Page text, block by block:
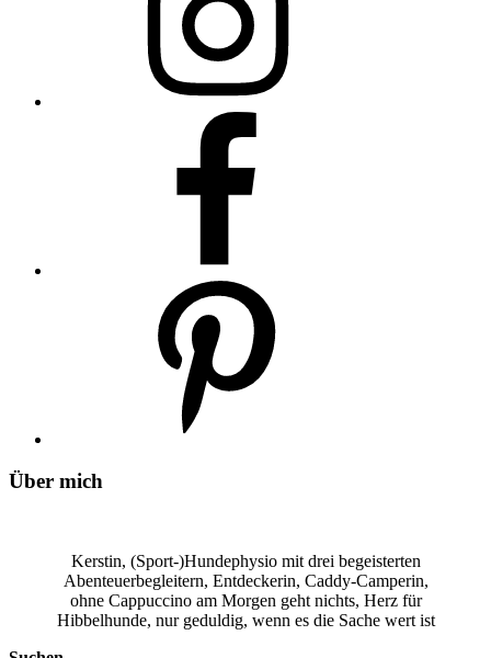
Über mich
Kerstin, (Sport-)Hundephysio mit drei begeisterten
Abenteuerbegleitern, Entdeckerin, Caddy-Camperin,
ohne Cappuccino am Morgen geht nichts, Herz für
Hibbelhunde, nur geduldig, wenn es die Sache wert ist